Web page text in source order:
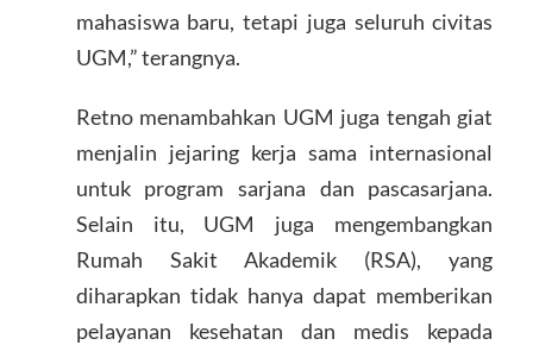
mahasiswa baru, tetapi juga seluruh civitas
UGM,” terangnya.
Retno menambahkan UGM juga tengah giat
menjalin jejaring kerja sama internasional
untuk program sarjana dan pascasarjana.
Selain itu, UGM juga mengembangkan
Rumah Sakit Akademik (RSA), yang
diharapkan tidak hanya dapat memberikan
pelayanan kesehatan dan medis kepada